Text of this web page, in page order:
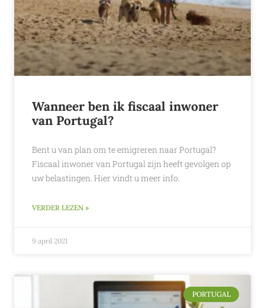
Wanneer ben ik fiscaal inwoner
van Portugal?
Bent u van plan om te emigreren naar Portugal?
Fiscaal inwoner van Portugal zijn heeft gevolgen op
uw belastingen. Hier vindt u meer info.
VERDER LEZEN »
9 april 2021
PORTUGAL